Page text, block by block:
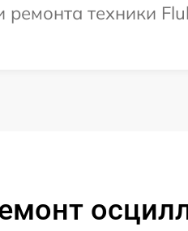
техники